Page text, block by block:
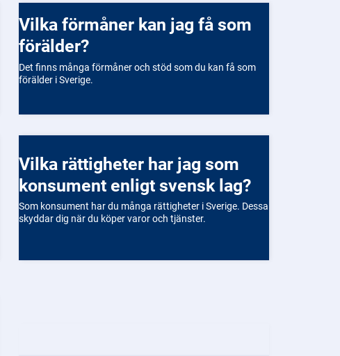
Vilka förmåner kan jag få som
förälder?
Det finns många förmåner och stöd som du kan få som
förälder i Sverige.
Vilka rättigheter har jag som
konsument enligt svensk lag?
Som konsument har du många rättigheter i Sverige. Dessa
skyddar dig när du köper varor och tjänster.